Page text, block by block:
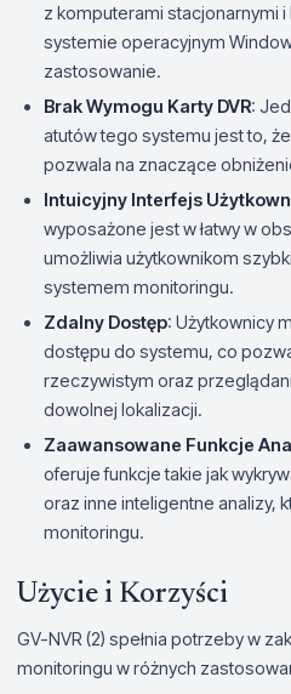
z komputerami stacjonarnymi i
systemie operacyjnym
zastosowanie.
Brak Wymogu Karty DVR:
atutów tego systemu jest to,
pozwala na znaczące
Intuicyjny Interfejs
wyposażone jest w łatwy w
umożliwia użytkownikom
systemem monitoringu.
Zdalny Dostęp: Użytkownicy
dostępu do systemu, co
rzeczywistym oraz
dowolnej lokalizacji.
Zaawansowane Funkcje
oferuje funkcje takie jak
oraz inne inteligentne analizy,
monitoringu.
Użycie i Korzyści
GV-NVR (2) spełnia potrzeby w
monitoringu w różnych